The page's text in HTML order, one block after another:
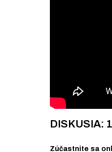
DISKUSIA:
Zúčastnite sa